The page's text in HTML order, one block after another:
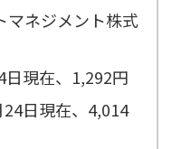
マネジメント株式
現在、1,292円
日現在、4,014